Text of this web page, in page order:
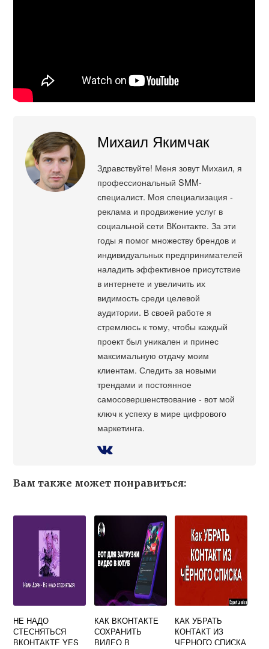
Михаил Якимчак
Здравствуйте! Меня зовут Михаил, я
профессиональный SMM-
специалист. Моя специализация -
реклама и продвижение услуг в
социальной сети ВКонтакте. За эти
годы я помог множеству брендов и
индивидуальных предпринимателей
наладить эффективное присутствие
в интернете и увеличить их
видимость среди целевой
аудитории. В своей работе я
стремлюсь к тому, чтобы каждый
проект был уникален и принес
максимальную отдачу моим
клиентам. Следить за новыми
трендами и постоянное
самосовершенствование - вот мой
ключ к успеху в мире цифрового
маркетинга.
Вам также может понравиться:
НЕ НАДО
СТЕСНЯТЬСЯ
ВКОНТАКТЕ YES
КАК ВКОНТАКТЕ
СОХРАНИТЬ
ВИДЕО В
КАК УБРАТЬ
КОНТАКТ ИЗ
ЧЕРНОГО СПИСКА